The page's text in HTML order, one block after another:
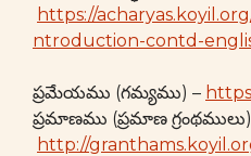
https://
ntroduction-contd-
ప్రమేయము (గమ్యము) –
ప్రమాణము (ప్రమాణ
http://